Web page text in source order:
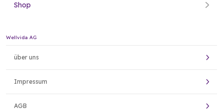
Shop
Wellvida AG
über uns
Impressum
AGB